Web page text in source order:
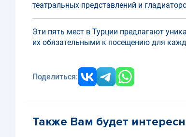
театральных представлений и
Эти пять мест в Турции предлагают
их обязательными к посещению для
Поделиться:
Также Вам будет